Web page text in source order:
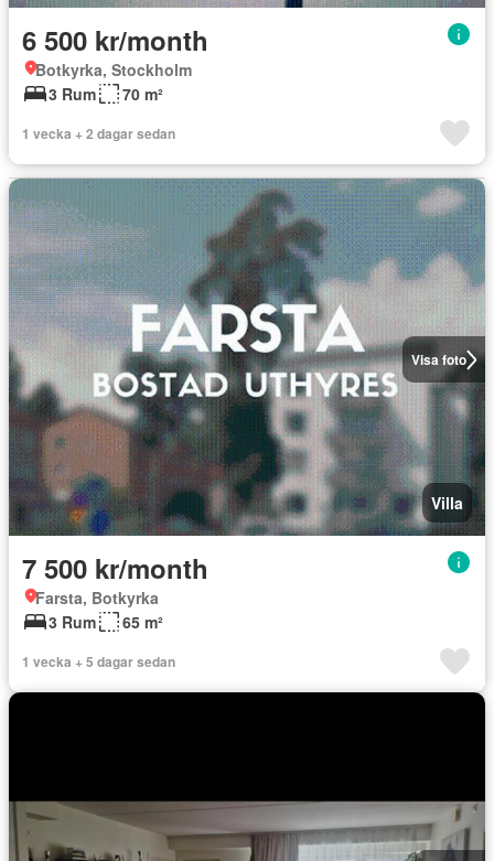
6 500 kr/month
Botkyrka, Stockholm
3 Rum
70 m²
1 vecka + 2 dagar sedan
Visa foto
Villa
7 500 kr/month
Farsta, Botkyrka
3 Rum
65 m²
1 vecka + 5 dagar sedan